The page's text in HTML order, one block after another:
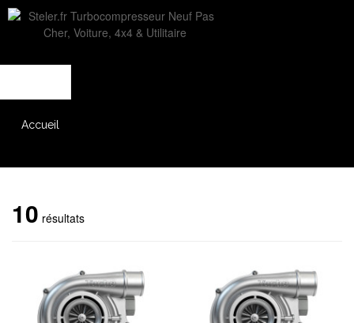
Accueil
10 résultats